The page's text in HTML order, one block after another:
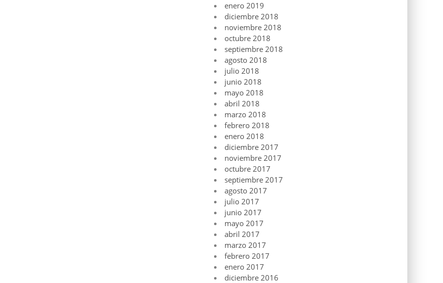
enero 2019
diciembre 2018
noviembre 2018
octubre 2018
septiembre 2018
agosto 2018
julio 2018
junio 2018
mayo 2018
abril 2018
marzo 2018
febrero 2018
enero 2018
diciembre 2017
noviembre 2017
octubre 2017
septiembre 2017
agosto 2017
julio 2017
junio 2017
mayo 2017
abril 2017
marzo 2017
febrero 2017
enero 2017
diciembre 2016